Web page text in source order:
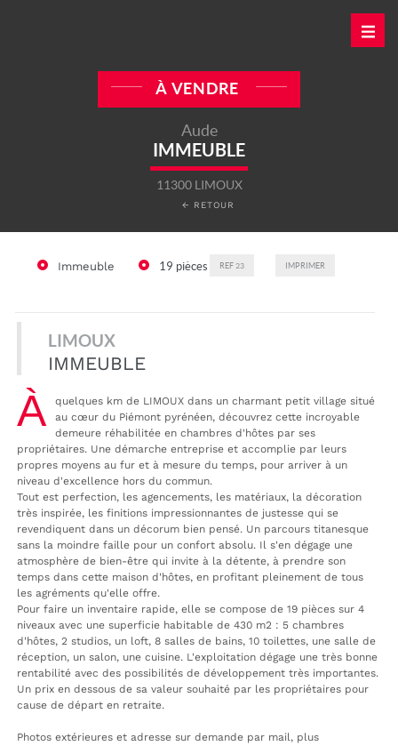
← RETOUR
À VENDRE
Aude
IMMEUBLE
11300 LIMOUX
Immeuble 19 pièces REF23 IMPRIMER
LIMOUX
IMMEUBLE
À
quelques km de LIMOUX dans un charmant petit village situé
au cœur du Piémont pyrénéen, découvrez cette incroyable
demeure réhabilitée en chambres d'hôtes par ses
propriétaires. Une démarche entreprise et accomplie par leurs
propres moyens au fur et à mesure du temps, pour arriver à un
niveau d'excellence hors du commun.
Tout est perfection, les agencements, les matériaux, la décoration
très inspirée, les finitions impressionnantes de justesse qui se
revendiquent dans un décorum bien pensé. Un parcours titanesque
sans la moindre faille pour un confort absolu. Il s'en dégage une
atmosphère de bien-être qui invite à la détente, à prendre son
temps dans cette maison d'hôtes, en profitant pleinement de tous
les agréments qu'elle offre.
Pour faire un inventaire rapide, elle se compose de 19 pièces sur 4
niveaux avec une superficie habitable de 430 m2 : 5 chambres
d'hôtes, 2 studios, un loft, 8 salles de bains, 10 toilettes, une salle de
réception, un salon, une cuisine. L'exploitation dégage une très bonne
rentabilité avec des possibilités de développement très importantes.
Un prix en dessous de sa valeur souhaité par les propriétaires pour
cause de départ en retraite.
Photos extérieures et adresse sur demande par mail, plus